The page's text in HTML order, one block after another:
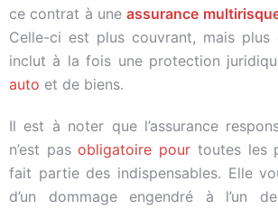
ce contrat à uneassurance
Celle-ci est plus couvrant, mais plus
inclut à la fois une protection
auto et de biens.
Il est à noter que l’assurance
n’est pasobligatoire pour toutes les
fait partie des indispensables. Elle
d’un dommage engendré à l’un